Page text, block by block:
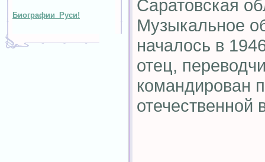
Биографии Руси!
Саратовская
Музыкальное
началось в
отец,
командирован
отечественной